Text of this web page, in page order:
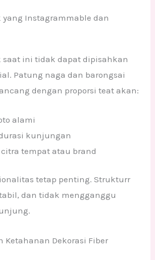
yang Instagrammable dan
saat ini tidak dapat dipisahkan
Patung naga dan barongsai
dengan proporsi teat akan:
alami
kunjungan
tempat atau brand
tetap penting. Strukturr
dan tidak mengganggu
Ketahanan Dekorasi Fiber